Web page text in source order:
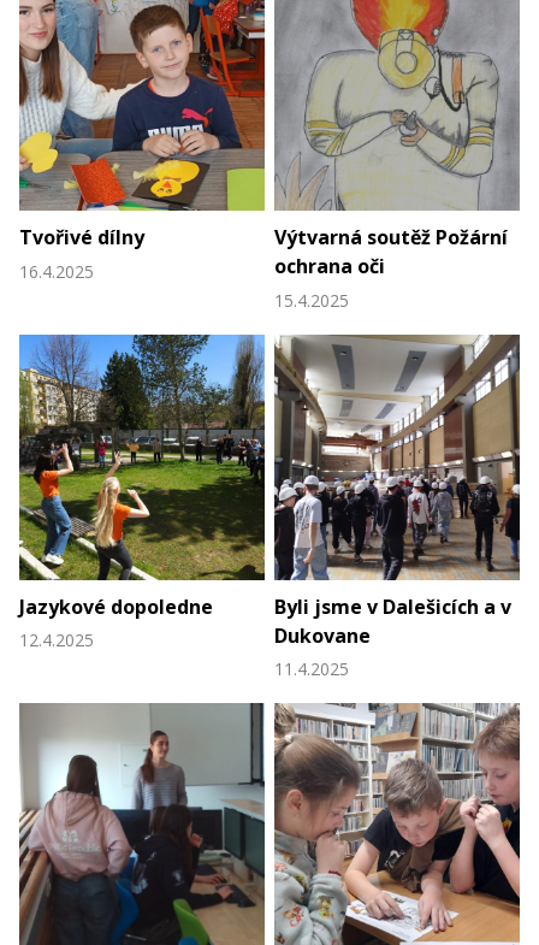
Tvořivé dílny
16.4.2025
Výtvarná soutěž Požární
ochrana oči
15.4.2025
Jazykové dopoledne
12.4.2025
Byli jsme v Dalešicích a v
Dukovane
11.4.2025